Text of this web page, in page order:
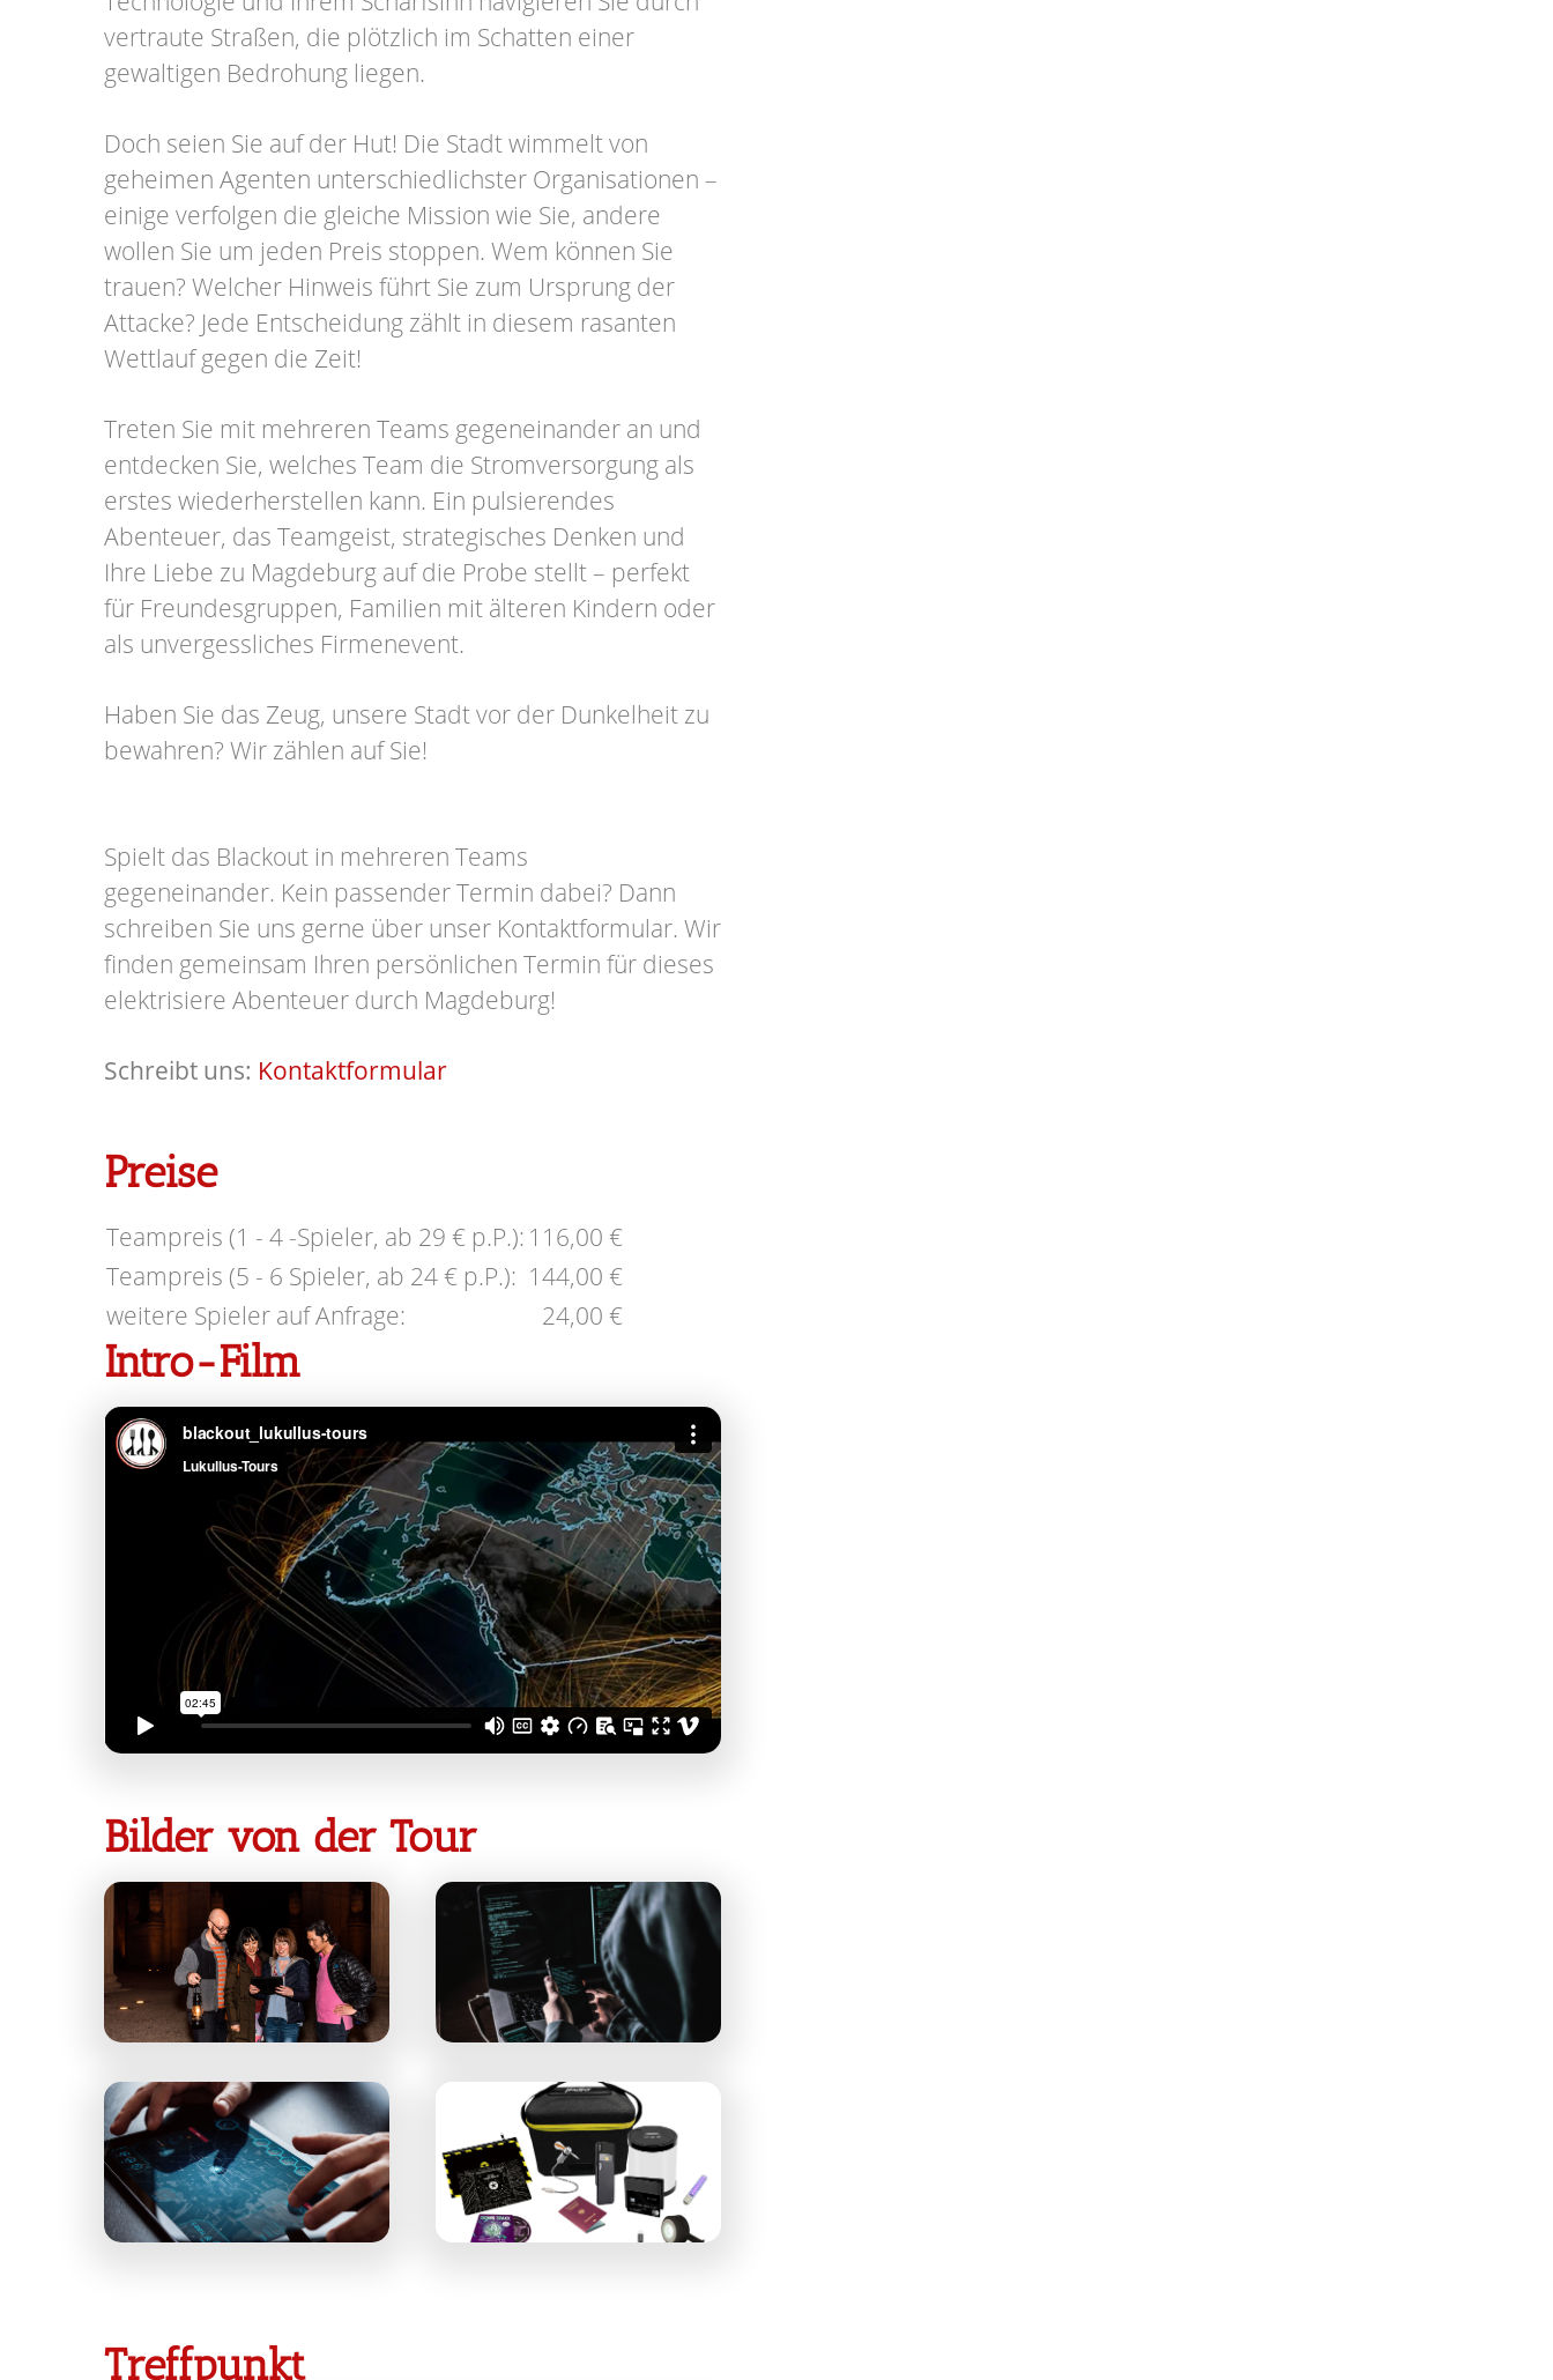
vertraute Straßen, die plötzlich im Schatten einer
gewaltigen Bedrohung liegen.
Doch seien Sie auf der Hut! Die Stadt wimmelt von
geheimen Agenten unterschiedlichster Organisationen –
einige verfolgen die gleiche Mission wie Sie, andere
wollen Sie um jeden Preis stoppen. Wem können Sie
trauen? Welcher Hinweis führt Sie zum Ursprung der
Attacke? Jede Entscheidung zählt in diesem rasanten
Wettlauf gegen die Zeit!
Treten Sie mit mehreren Teams gegeneinander an und
entdecken Sie, welches Team die Stromversorgung als
erstes wiederherstellen kann. Ein pulsierendes
Abenteuer, das Teamgeist, strategisches Denken und
Ihre Liebe zu Magdeburg auf die Probe stellt – perfekt
für Freundesgruppen, Familien mit älteren Kindern oder
als unvergessliches Firmenevent.
Haben Sie das Zeug, unsere Stadt vor der Dunkelheit zu
bewahren? Wir zählen auf Sie!
Spielt das Blackout in mehreren Teams
gegeneinander. Kein passender Termin dabei? Dann
schreiben Sie uns gerne über unser Kontaktformular. Wir
finden gemeinsam Ihren persönlichen Termin für dieses
elektrisiere Abenteuer durch Magdeburg!
Schreibt uns: Kontaktformular
Preise
Teampreis (1 - 4 -Spieler, ab 29 € p.P.): 116,00 €
Teampreis (5 - 6 Spieler, ab 24 € p.P.): 144,00 €
weitere Spieler auf Anfrage:
24,00 €
Intro-Film
Bilder von der Tour
Treffpunkt